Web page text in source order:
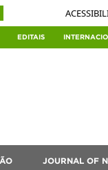
EDITAIS
JOURNAL OF